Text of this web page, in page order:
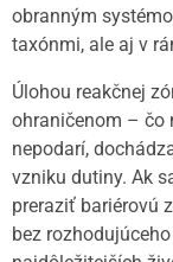
obranným
taxónmi, ale aj v
Úlohou reakčnej
ohraničenom – čo
nepodarí,
vzniku dutiny. Ak
preraziť bariérovú
bez